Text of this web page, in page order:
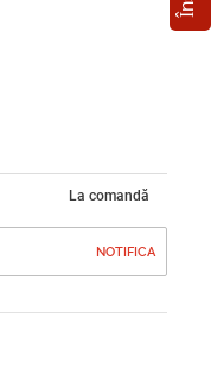
La comandă
NOTIFICA